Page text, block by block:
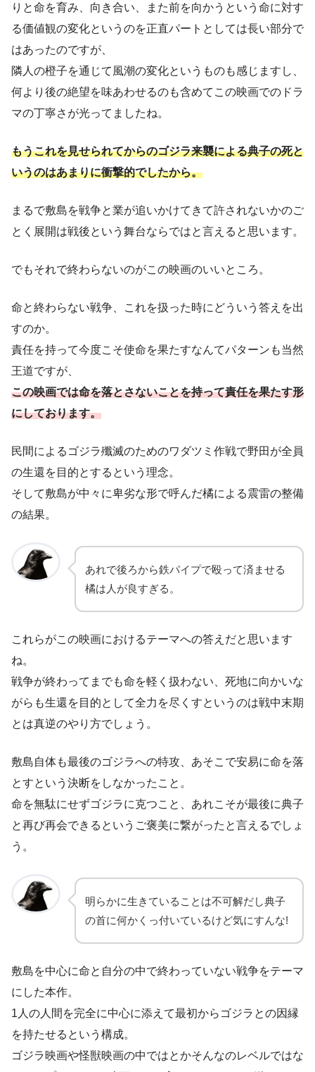
りと命を育み、向き合い、また前を向かうという命に対す
る価値観の変化というのを正直パートとしては長い部分で
はあったのですが、
隣人の橙子を通じて風潮の変化というものも感じますし、
何より後の絶望を味あわせるのも含めてこの映画でのドラ
マの丁寧さが光ってましたね。
もうこれを見せられてからのゴジラ来襲による典子の死と
いうのはあまりに衝撃的でしたから。
まるで敷島を戦争と業が追いかけてきて許されないかのご
とく展開は戦後という舞台ならではと言えると思います。
でもそれで終わらないのがこの映画のいいところ。
命と終わらない戦争、これを扱った時にどういう答えを出
すのか。
責任を持って今度こそ使命を果たすなんてパターンも当然
王道ですが、
この映画では命を落とさないことを持って責任を果たす形
にしております。
民間によるゴジラ殲滅のためのワダツミ作戦で野田が全員
の生還を目的とするという理念。
そして敷島が中々に卑劣な形で呼んだ橘による震雷の整備
の結果。
あれで後ろから鉄パイプで殴って済ませる
橘は人が良すぎる。
これらがこの映画におけるテーマへの答えだと思います
ね。
戦争が終わってまでも命を軽く扱わない、死地に向かいな
がらも生還を目的として全力を尽くすというのは戦中末期
とは真逆のやり方でしょう。
敷島自体も最後のゴジラへの特攻、あそこで安易に命を落
とすという決断をしなかったこと。
命を無駄にせずゴジラに克つこと、あれこそが最後に典子
と再び再会できるというご褒美に繋がったと言えるでしょ
う。
明らかに生きていることは不可解だし典子
の首に何かくっ付いているけど気にすんな!
敷島を中心に命と自分の中で終わっていない戦争をテーマ
にした本作。
1人の人間を完全に中心に添えて最初からゴジラとの因縁
を持たせるという構成。
ゴジラ映画や怪獣映画の中ではとかそんなのレベルではな